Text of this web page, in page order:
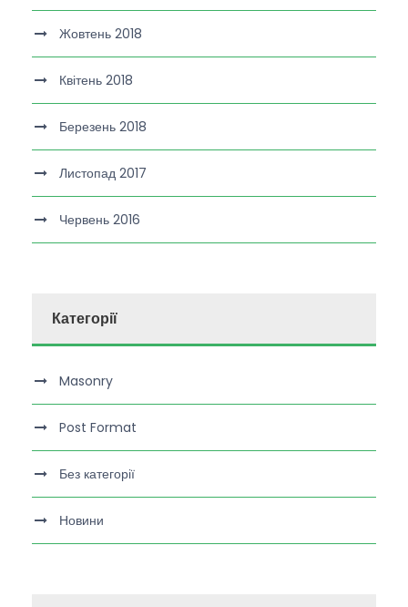
Жовтень 2018
Квітень 2018
Березень 2018
Листопад 2017
Червень 2016
Категорії
Masonry
Post Format
Без категорії
Новини